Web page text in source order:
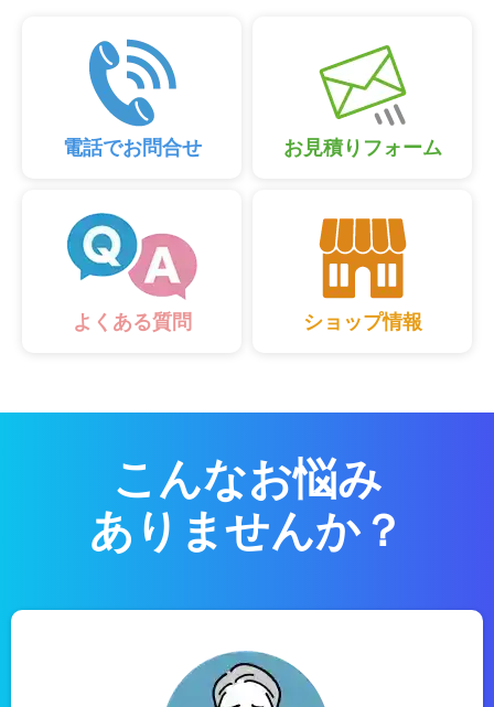
電話でお問合せ お見積りフォーム
よくある質問 ショップ情報
こんなお悩み
ありませんか？